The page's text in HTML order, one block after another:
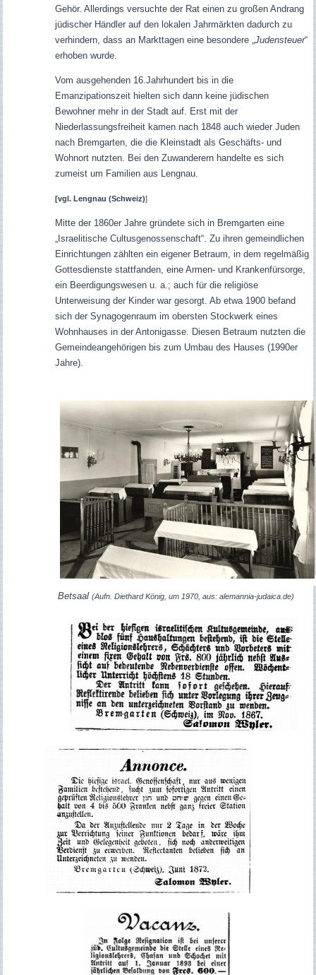
Gehör. Allerdings versuchte der Rat einen zu großen Andrang
jüdischer Händler auf den lokalen Jahrmärkten dadurch zu
verhindern, dass an Markttagen eine besondere „Judensteuer“
erhoben wurde.
Vom ausgehenden 16.Jahrhundert bis in die
Emanzipationszeit hielten sich dann keine jüdischen
Bewohner mehr in der Stadt auf. Erst mit der
Niederlassungsfreiheit kamen nach 1848 auch wieder Juden
nach Bremgarten, die die Kleinstadt als Geschäfts- und
Wohnort nutzten. Bei den Zuwanderern handelte es sich
zumeist um Familien aus Lengnau.
[vgl. Lengnau (Schweiz)]
Mitte der 1860er Jahre gründete sich in Bremgarten eine
„Israelitische Cultusgenossenschaft“. Zu ihren gemeindlichen
Einrichtungen zählten ein eigener Betraum, in dem regelmäßig
Gottesdienste stattfanden, eine Armen- und Krankenfürsorge,
ein Beerdigungswesen u. a.; auch für die religiöse
Unterweisung der Kinder war gesorgt. Ab etwa 1900 befand
sich der Synagogenraum im obersten Stockwerk eines
Wohnhauses in der Antonigasse. Diesen Betraum nutzten die
Gemeindeangehörigen bis zum Umbau des Hauses (1990er
Jahre).
Betsaal (Aufn. Diethard König, um 1970, aus: alemannia-judaica.de)